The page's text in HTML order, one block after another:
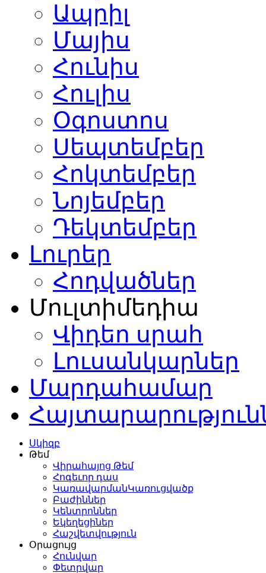
Ապրիլ
Մայիս
Հունիս
Հուլիս
Օգոստոս
Սեպտեմբեր
Հոկտեմբեր
Նոյեմբեր
Դեկտեմբեր
Լուրեր
Հոդվածներ
Մուլտիմեդիա
Վիդեո սրահ
Լուսանկարներ
Մարդահամար
Սկիզբ
Թեմ
Վիրահայոց Թեմ
Հոգեւոր դաս
ԿառավարմանԿառուցվածք
Բաժիններ
Կենտրոններ
Եկեղեցիներ
Հաշվետվություն
Օրացույց
Հունվար
Փետրվար